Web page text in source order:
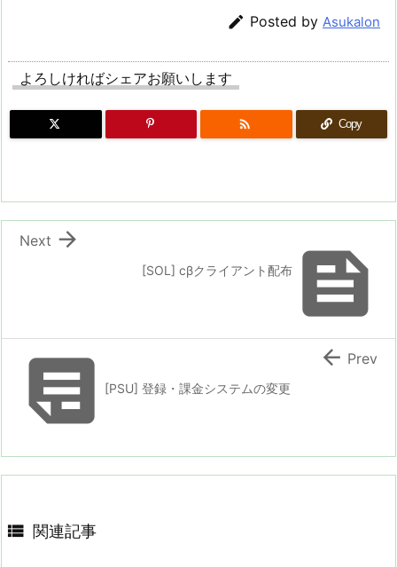
 Posted by Asukalon
よろしければシェアお願いします
 Copy

[SOL] cβクライアント配布

Next
[PSU] 登録・課金システムの変更
 Prev
 関連記事